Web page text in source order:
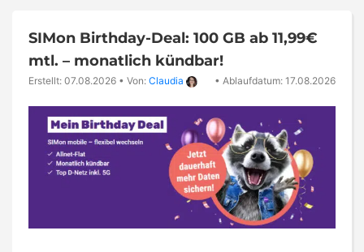
SIMon Birthday-Deal: 100 GB ab 11,99€
mtl. – monatlich kündbar!
Erstellt: 07.08.2026 • Von: Claudia • Ablaufdatum: 17.08.2026